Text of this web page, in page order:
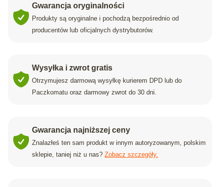
Gwarancja oryginalności
Produkty są oryginalne i pochodzą bezpośrednio od
producentów lub oficjalnych dystrybutorów.
Wysyłka i zwrot gratis
Otrzymujesz darmową wysyłkę kurierem DPD lub do
Paczkomatu oraz darmowy zwrot do 30 dni.
Gwarancja najniższej ceny
Znalazłeś ten sam produkt w innym autoryzowanym, polskim
sklepie, taniej niż u nas? Zobacz szczegóły.